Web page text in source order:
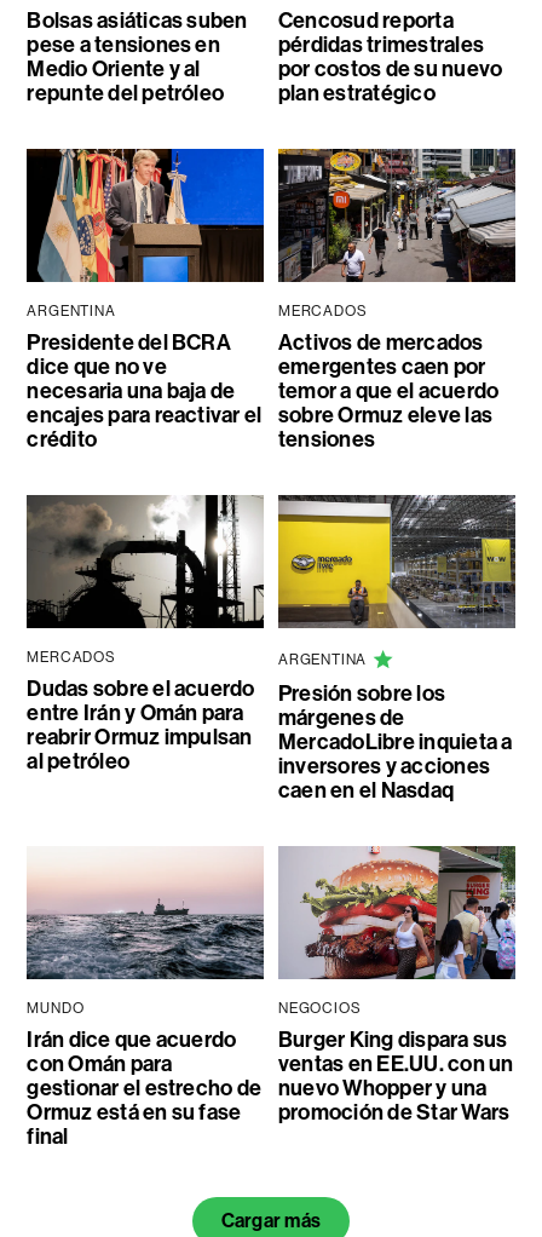
Bolsas asiáticas suben
pese a tensiones en
Medio Oriente y al
repunte del petróleo
Cencosud reporta
pérdidas trimestrales
por costos de su nuevo
plan estratégico
ARGENTINA
Presidente del BCRA
dice que no ve
necesaria una baja de
encajes para reactivar el
crédito
MERCADOS
Activos de mercados
emergentes caen por
temor a que el acuerdo
sobre Ormuz eleve las
tensiones
MERCADOS
Dudas sobre el acuerdo
entre Irán y Omán para
reabrir Ormuz impulsan
al petróleo
ARGENTINA
Presión sobre los
márgenes de
MercadoLibre inquieta a
inversores y acciones
caen en el Nasdaq
MUNDO
Irán dice que acuerdo
con Omán para
gestionar el estrecho de
Ormuz está en su fase
final
NEGOCIOS
Burger King dispara sus
ventas en EE.UU. con un
nuevo Whopper y una
promoción de Star Wars
Cargar más